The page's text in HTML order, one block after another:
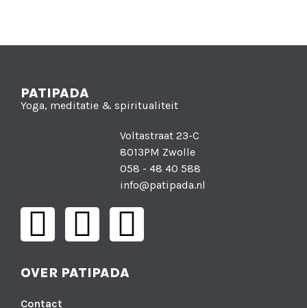
PATIPADA
Yoga, meditatie & spiritualiteit
Voltastraat 23-C
8013PM Zwolle
058 - 48 40 588
info@patipada.nl
OVER PATIPADA
Contact